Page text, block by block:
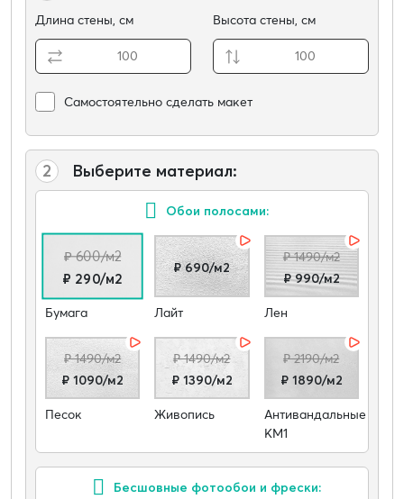
Длина стены, см Высота стены, см
Самостоятельно сделать макет
2 Выберите материал:
Обои полосами:
₽ 600/м2
₽ 290/м2
Бумага
₽ 690/м2
Лайт
₽ 1490/м2
₽ 990/м2
Лен
₽ 1490/м2
₽ 1090/м2
Песок
₽ 1490/м2
₽ 1390/м2
Живопись
₽ 2190/м2
₽ 1890/м2
Антивандальные
КМ1
Бесшовные фотообои и фрески: